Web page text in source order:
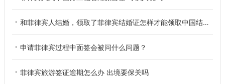
和菲律宾人结婚，领取了菲律宾结婚证怎样才能领取中国结婚证？
申请菲律宾过程中面签会被问什么问题？
菲律宾旅游签证逾期怎么办 出境要保关吗